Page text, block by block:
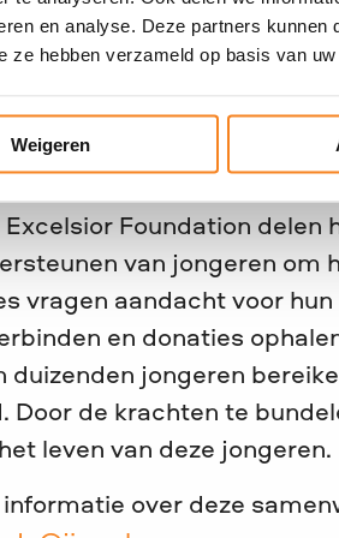
en analyse. Deze partners
ze hebben verzameld op basis van
Weigeren
samenwerking met
bereikt met
kansen aan kwetsbare
Excelsior Foundation
van jongeren om
vragen aandacht voor
en donaties
duizenden jongeren
Door de krachten te
leven van deze jongeren.
over deze